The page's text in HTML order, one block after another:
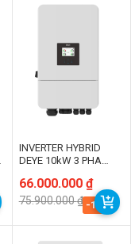
INVERTER HYBRID
DEYE 10kW 3 PHA
SM2
75.900.000₫
Giá
gốc
là:
75.900.000 ₫.
66.000.000 ₫
Giá
hiện
tại
66.000.000 ₫.
-13%